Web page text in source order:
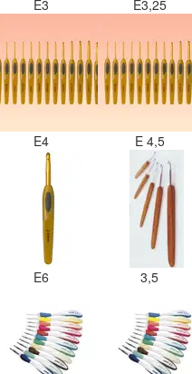
E3 E3,25
E4 E 4,5
E6 3,5